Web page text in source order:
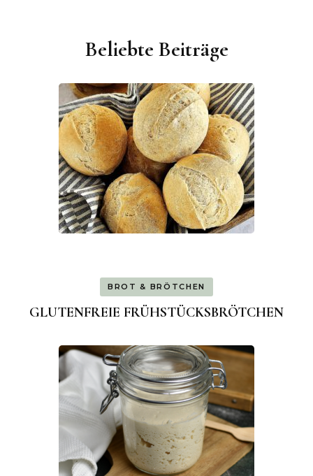
Beliebte Beiträge
BROT & BRÖTCHEN
GLUTENFREIE FRÜHSTÜCKSBRÖTCHEN